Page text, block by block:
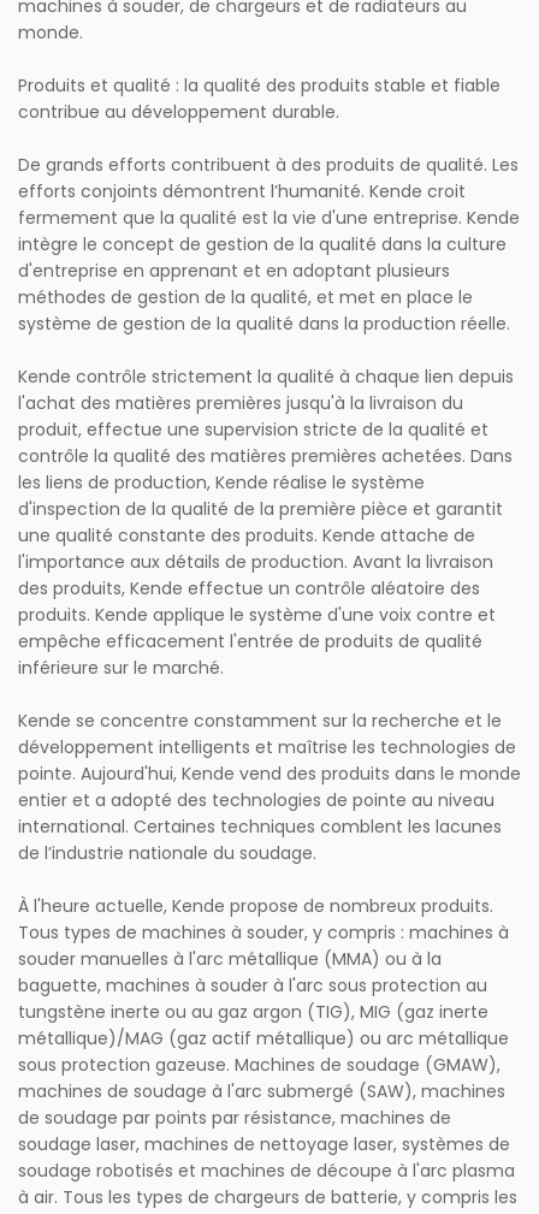
machines à souder, de chargeurs et de radiateurs au
monde.
Produits et qualité : la qualité des produits stable et fiable
contribue au développement durable.
De grands efforts contribuent à des produits de qualité. Les
efforts conjoints démontrent l’humanité. Kende croit
fermement que la qualité est la vie d'une entreprise. Kende
intègre le concept de gestion de la qualité dans la culture
d'entreprise en apprenant et en adoptant plusieurs
méthodes de gestion de la qualité, et met en place le
système de gestion de la qualité dans la production réelle.
Kende contrôle strictement la qualité à chaque lien depuis
l'achat des matières premières jusqu'à la livraison du
produit, effectue une supervision stricte de la qualité et
contrôle la qualité des matières premières achetées. Dans
les liens de production, Kende réalise le système
d'inspection de la qualité de la première pièce et garantit
une qualité constante des produits. Kende attache de
l'importance aux détails de production. Avant la livraison
des produits, Kende effectue un contrôle aléatoire des
produits. Kende applique le système d'une voix contre et
empêche efficacement l'entrée de produits de qualité
inférieure sur le marché.
Kende se concentre constamment sur la recherche et le
développement intelligents et maîtrise les technologies de
pointe. Aujourd'hui, Kende vend des produits dans le monde
entier et a adopté des technologies de pointe au niveau
international. Certaines techniques comblent les lacunes
de l’industrie nationale du soudage.
À l'heure actuelle, Kende propose de nombreux produits.
Tous types de machines à souder, y compris : machines à
souder manuelles à l'arc métallique (MMA) ou à la
baguette, machines à souder à l'arc sous protection au
tungstène inerte ou au gaz argon (TIG), MIG (gaz inerte
métallique)/MAG (gaz actif métallique) ou arc métallique
sous protection gazeuse. Machines de soudage (GMAW),
machines de soudage à l'arc submergé (SAW), machines
de soudage par points par résistance, machines de
soudage laser, machines de nettoyage laser, systèmes de
soudage robotisés et machines de découpe à l'arc plasma
à air. Tous les types de chargeurs de batterie, y compris les